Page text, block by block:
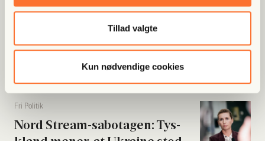
Tillad valgte
Kun nødvendige cookies
Byrå­ds­med­lem meldt til poli­ti­
et: Beskyl­des for...
Fri Poli­tik
Nord Stream-sabo­ta­gen: Tys­